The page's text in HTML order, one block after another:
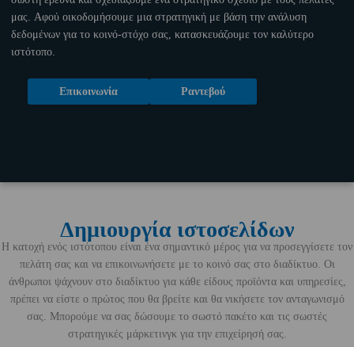
μας. Αφού οικοδομήσουμε μια στρατηγική με βάση την ανάλυση
δεδομένων για το κοινό-στόχο σας, κατασκευάζουμε τον καλύτερο
ιστότοπο.
Επικοινωνία Ραντεβού
Δημιουργία ιστοσελίδων
Η κατοχή ενός ιστότοπου είναι ένα σημαντικό μέρος για να προσεγγίσετε τον
πελάτη σας και να επικοινωνήσετε με το κοινό σας στο διαδίκτυο. Οι
άνθρωποι ψάχνουν στο διαδίκτυο για κάθε είδους προϊόντα και υπηρεσίες,
πρέπει να είστε ο πρώτος που θα βρείτε και θα νικήσετε τον ανταγωνισμό
σας. Μπορούμε να σας δώσουμε το σωστό πακέτο και τις σωστές
στρατηγικές μάρκετινγκ για την επιχείρησή σας.